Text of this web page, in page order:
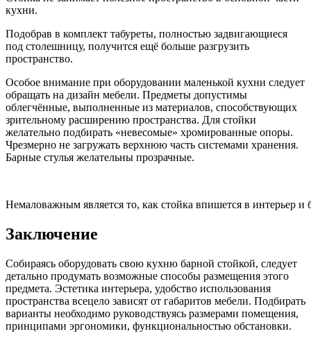
кухни.
Подобрав в комплект табуреты, полностью задвигающиеся
под столешницу, получится ещё больше разгрузить
пространство.
Особое внимание при оборудовании маленькой кухни следует
обращать на дизайн мебели. Предметы допустимы
облегчённые, выполненные из материалов, способствующих
зрительному расширению пространства. Для стойки
желательно подбирать «невесомые» хромированные опоры.
Чрезмерно не загружать верхнюю часть системами хранения.
Барные стулья желательны прозрачные.
Немаловажным является то, как стойка впишется в интерьер и
Заключение
Собираясь оборудовать свою кухню барной стойкой, следует
детально продумать возможные способы размещения этого
предмета. Эстетика интерьера, удобство использования
пространства всецело зависят от габаритов мебели. Подбирать
варианты необходимо руководствуясь размерами помещения,
принципами эргономики, функциональностью обстановки.